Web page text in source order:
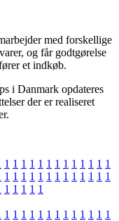
med forskellige
og får godtgørelse
et indkøb.
i Danmark opdateres
der er realiseret
1 1 1 1 1 1 1 1 1 1 1 1 1
1 1 1 1 1 1 1 1 1 1 1 1 1
1 1 1 1 1
1 1 1 1 1 1 1 1 1 1 1 1 1